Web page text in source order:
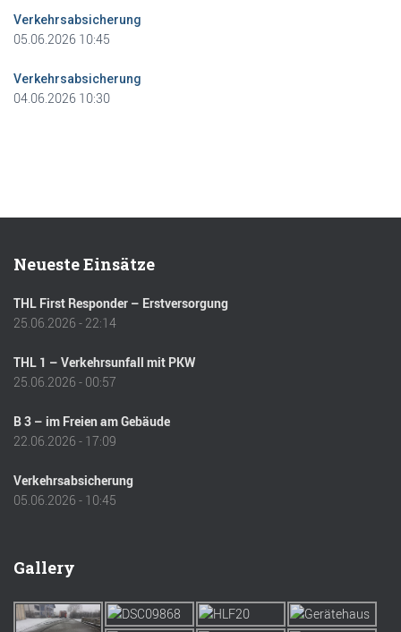
Verkehrsabsicherung
05.06.2026 10:45
Verkehrsabsicherung
04.06.2026 10:30
Neueste Einsätze
THL First Responder – Erstversorgung
25.06.2026 - 22:14
THL 1 – Verkehrsunfall mit PKW
25.06.2026 - 00:57
B 3 – im Freien am Gebäude
22.06.2026 - 17:09
Verkehrsabsicherung
05.06.2026 - 10:45
Gallery